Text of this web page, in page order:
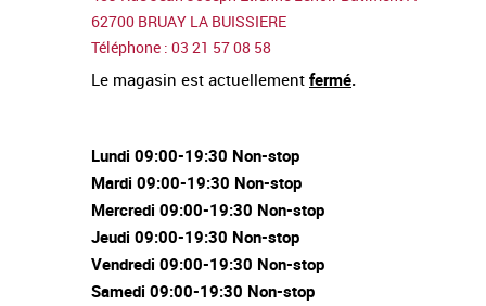
62700 BRUAY LA BUISSIERE
Téléphone : 03 21 57 08 58
Le magasin est actuellement fermé.
Lundi 09:00-19:30 Non-stop
Mardi 09:00-19:30 Non-stop
Mercredi 09:00-19:30 Non-stop
Jeudi 09:00-19:30 Non-stop
Vendredi 09:00-19:30 Non-stop
Samedi 09:00-19:30 Non-stop